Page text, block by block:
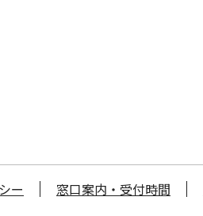
ー 窓口案内・受付時間